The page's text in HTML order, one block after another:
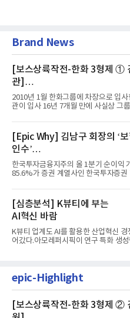
Brand News
[보스상륙작전-한화 3형제 ①
관]
입사 16년 만에 수석부회장 …
계 ‘초읽기’
2010년 1월 한화그룹에 차장으로 입사
관이 입사 16년 7개월 만에 사실상 그
[Epic Why] 김남구 회장의 ‘
인수’
발걸음이 신중해진 배경은?
한국투자금융지주의 올 1분기 순이익
85.6%가 증권 계열사인 한국투자증권
[심층분석] K뷰티에 부는
AI혁신 바람
K뷰티 업계도 AI를 활용한 산업혁신 경
어갔다.아모레퍼시픽이 연구 특화 생
epic-Highlight
[보스상륙작전-한화 3형제 ②